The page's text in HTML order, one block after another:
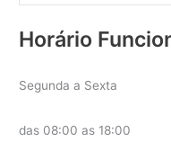
Horário
Segunda a Sexta
das 08:00 as 18:00